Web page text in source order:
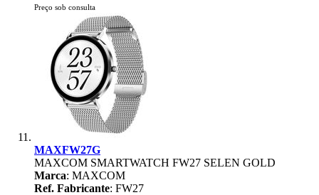
Preço sob consulta
MAXFW27G
MAXCOM SMARTWATCH FW27 SELEN GOLD
Marca: MAXCOM
Ref. Fabricante: FW27